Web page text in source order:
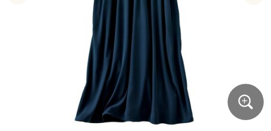
カーテン・ラグ・ファブリック
ジュニア・ティーンズ下着
大きいサイズ通販すべて
大きいサイズ レディース服
大きいサイズ レディース下着
大きいサイズ メンズ
シークレットセール
商品カテゴリ一覧
ジュニア・ティーンズ下着
大きいサイズ レディース服
大きいサイズ レディース下着
大きいサイズ メンズ
大きいサイズ 事務・制服
シークレットセール
商品カテゴリ一覧
カタログ・チラシからのご注文